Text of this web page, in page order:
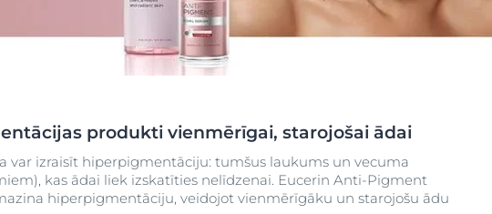
DermoPure Clinical
Aquaphor
Hyaluron izsmidzinātājs ar
Q10 ACTIVE
Aizsardzība pret saules
Skatīt visus produktus
produkti vienmērīgai, starojošai ādai
var izraisīt hiperpigmentāciju: tumšus laukums un vecuma
kas ādai liek izskatīties nelīdzenai. Eucerin Anti-Pigment
hiperpigmentāciju, veidojot vienmērīgāku un starojošu ādu